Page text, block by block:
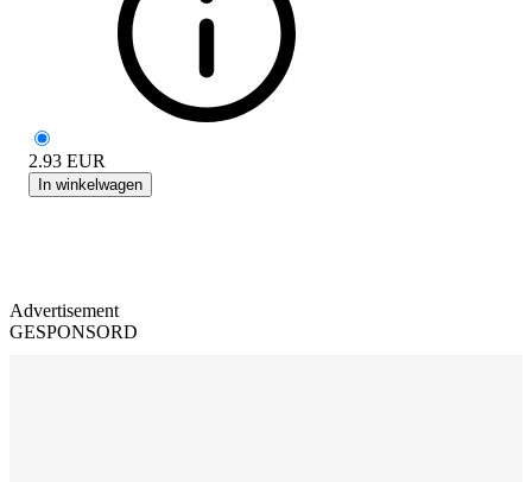
2.93 EUR
In winkelwagen
Advertisement
GESPONSORD